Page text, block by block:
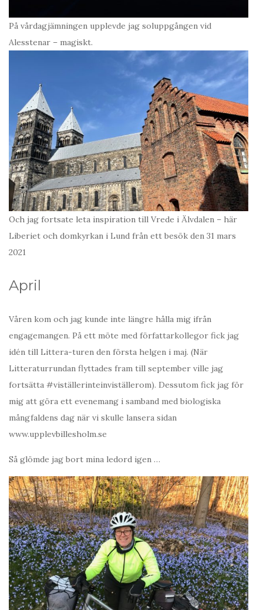
På vårdagjämningen upplevde jag soluppgången vid
Alesstenar – magiskt.
Och jag fortsate leta inspiration till Vrede i Älvdalen – här
Liberiet och domkyrkan i Lund från ett besök den 31 mars
2021
April
Våren kom och jag kunde inte längre hålla mig ifrån
engagemangen. På ett möte med författarkollegor fick jag
idén till Littera-turen den första helgen i maj. (När
Litteraturrundan flyttades fram till september ville jag
fortsätta #viställerinteinviställerom). Dessutom fick jag för
mig att göra ett evenemang i samband med biologiska
mångfaldens dag när vi skulle lansera sidan
www.upplevbillesholm.se
Så glömde jag bort mina ledord igen …